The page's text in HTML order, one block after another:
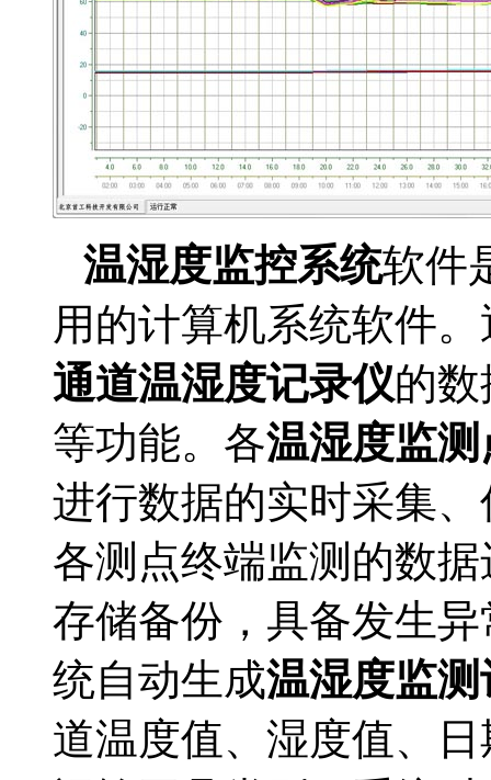
温湿度监控系统软件
用的计算机系统软件
通道温湿度记录仪的
等功能。 各温湿度监测
进行数据的实时采集
各测点终端监测的数
存储备份，具备发生
统自动生成温湿度监
道温度值、湿度值、